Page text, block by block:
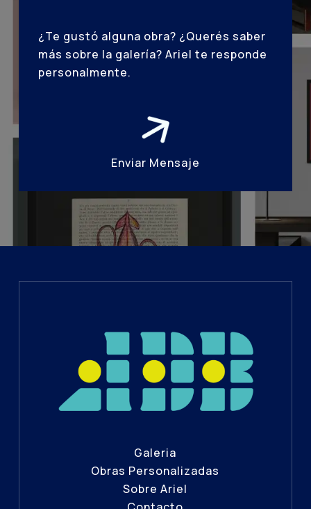
¿Te gustó alguna obra? ¿Querés saber
más sobre la galería? Ariel te responde
personalmente.
Enviar Mensaje
Galeria
Obras Personalizadas
Sobre Ariel